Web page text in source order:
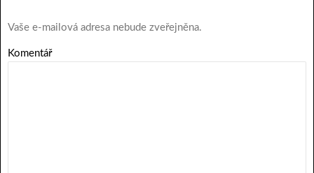
Vaše e-mailová adresa nebude zveřejněna.
Komentář